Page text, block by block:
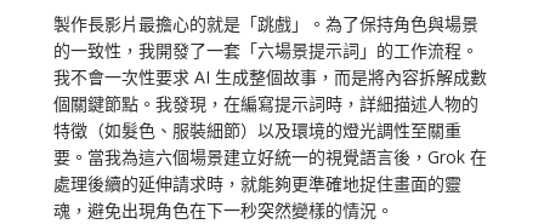
製作長影片最擔心的就是「跳戲」。為了保持角色與場景
的一致性，我開發了一套「六場景提示詞」的工作流程。
我不會一次性要求 AI 生成整個故事，而是將內容拆解成數
個關鍵節點。我發現，在編寫提示詞時，詳細描述人物的
特徵（如髮色、服裝細節）以及環境的燈光調性至關重
要。當我為這六個場景建立好統一的視覺語言後，Grok 在
處理後續的延伸請求時，就能夠更準確地捉住畫面的靈
魂，避免出現角色在下一秒突然變樣的情況。